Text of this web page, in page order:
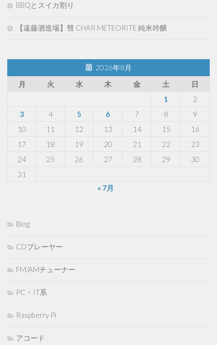
BBQとスイカ割り
【遠藤酒造場】彗 CHAR METEORITE 純米吟醸
2026年8月
月
火 水 木 金 土
日
1
2
3
4 5 6 7 8
9
10
11 12 13 14 15
16
17
18 19 20 21 22
23
24
25 26 27 28 29
30
31
« 7月
Blog
CDプレーヤー
FM/AMチューナー
PC・IT系
Raspberry Pi
アコード